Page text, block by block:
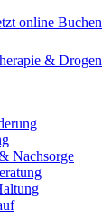
online Buchen
Nachsorge